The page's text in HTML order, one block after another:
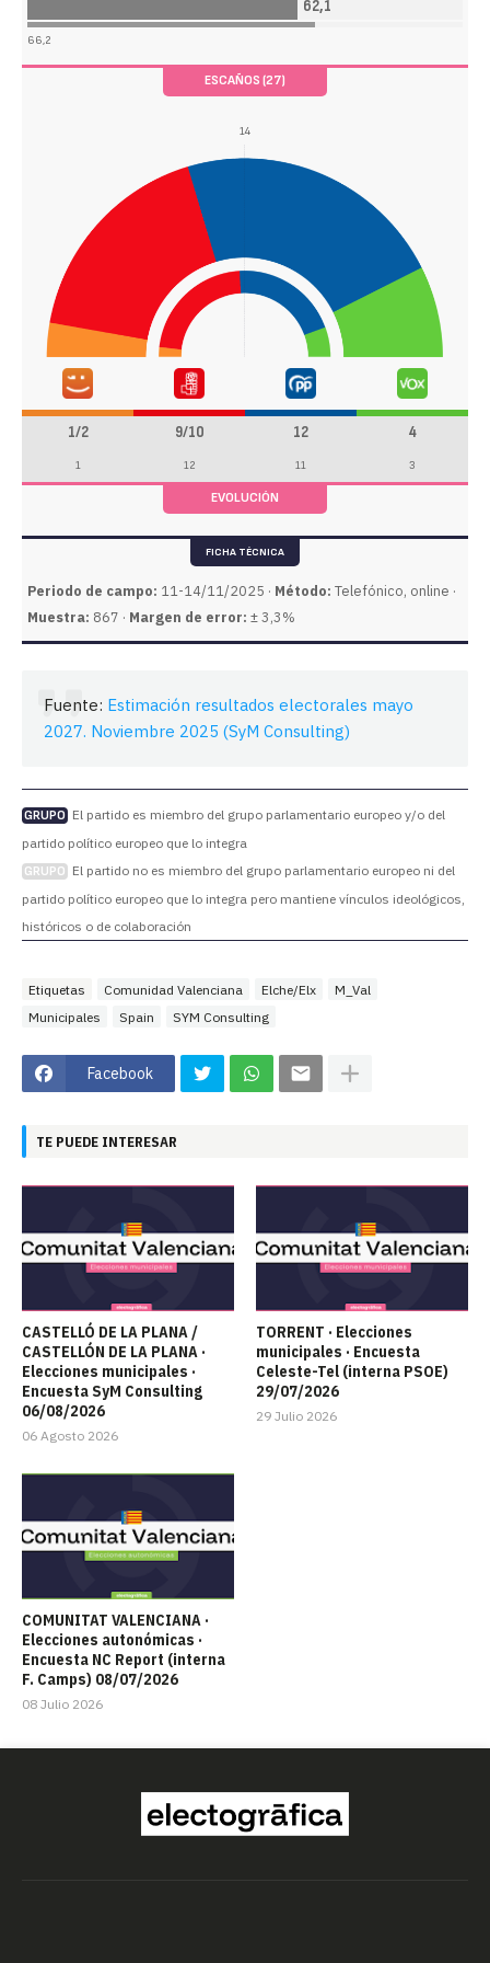
62,1
66,2
ESCAÑOS (27)
14
1/2 9/10 12 4
1 12 11 3
EVOLUCIÓN
FICHA TÉCNICA
Periodo de campo: 11-14/11/2025 · Método: Telefónico, online ·
Muestra: 867 · Margen de error: ± 3,3%
Fuente: Estimación resultados electorales mayo
2027. Noviembre 2025 (SyM Consulting)
GRUPO El partido es miembro del grupo parlamentario europeo y/o del
partido político europeo que lo integra
GRUPO El partido no es miembro del grupo parlamentario europeo ni del
partido político europeo que lo integra pero mantiene vínculos ideológicos,
históricos o de colaboración
Etiquetas Comunidad Valenciana Elche/Elx
M_Val
Municipales
Spain SYM Consulting
Facebook
TE PUEDE INTERESAR
CASTELLÓ DE LA PLANA /
CASTELLÓN DE LA PLANA ·
Elecciones municipales ·
Encuesta SyM Consulting
06/08/2026
06 Agosto 2026
TORRENT · Elecciones
municipales · Encuesta
Celeste-Tel (interna PSOE)
29/07/2026
29 Julio 2026
COMUNITAT VALENCIANA ·
Elecciones autonómicas ·
Encuesta NC Report (interna
F. Camps) 08/07/2026
08 Julio 2026